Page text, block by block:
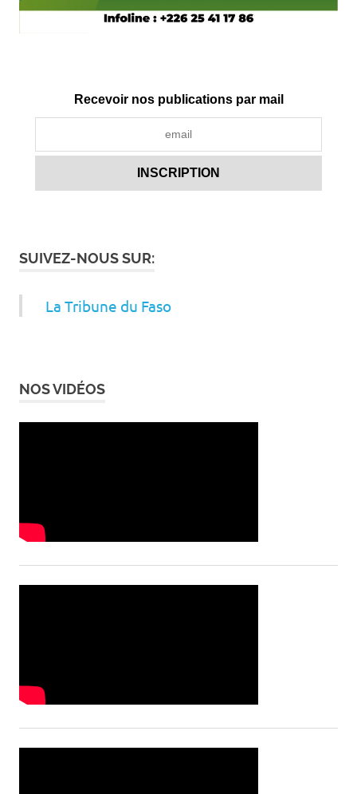
Recevoir nos publications par mail
SUIVEZ-NOUS SUR:
La Tribune du Faso
NOS VIDÉOS